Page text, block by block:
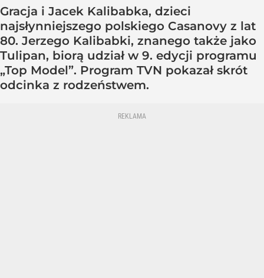
Gracja i Jacek Kalibabka, dzieci
najsłynniejszego polskiego Casanovy z lat
80. Jerzego Kalibabki, znanego także jako
Tulipan, biorą udział w 9. edycji programu
„Top Model”. Program TVN pokazał skrót
odcinka z rodzeństwem.